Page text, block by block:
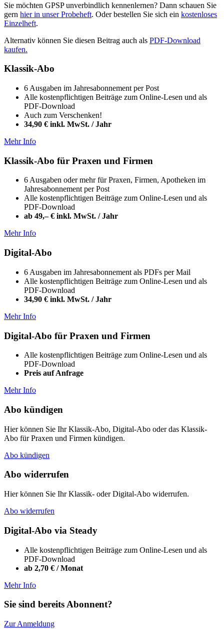
Sie möchten GPSP unverbindlich kennenlernen? Dann schauen Sie
gern hier in unser Probeheft. Oder bestellen Sie sich ein kostenloses
Einzelheft.
Alternativ können Sie diesen Beitrag auch als PDF-Download
kaufen.
Klassik-Abo
6 Ausgaben im Jahresabonnement per Post
Alle kostenpflichtigen Beiträge zum Online-Lesen und als
PDF-Download
Auch zum Verschenken!
34,90 € inkl. MwSt. / Jahr
Mehr Info
Klassik-Abo für Praxen und Firmen
6 Ausgaben oder mehr für Praxen, Firmen, Apotheken im
Jahresabonnement per Post
Alle kostenpflichtigen Beiträge zum Online-Lesen und als
PDF-Download
ab 49,– € inkl. MwSt. / Jahr
Mehr Info
Digital-Abo
6 Ausgaben im Jahresabonnement als PDFs per Mail
Alle kostenpflichtigen Beiträge zum Online-Lesen und als
PDF-Download
34,90 € inkl. MwSt. / Jahr
Mehr Info
Digital-Abo für Praxen und Firmen
Alle kostenpflichtigen Beiträge zum Online-Lesen und als
PDF-Download
Preis auf Anfrage
Mehr Info
Abo kündigen
Hier können Sie Ihr Klassik-Abo, Digital-Abo oder das Klassik-
Abo für Praxen und Firmen kündigen.
Abo kündigen
Abo widerrufen
Hier können Sie Ihr Klassik- oder Digital-Abo widerrufen.
Abo widerrufen
Digital-Abo via Steady
Alle kostenpflichtigen Beiträge zum Online-Lesen und als
PDF-Download
ab 2,70 € / Monat
Mehr Info
Sie sind bereits Abonnent?
Zur Anmeldung